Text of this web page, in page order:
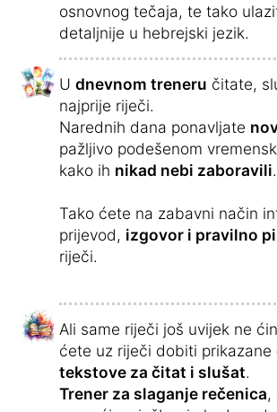
osnovnog tečaja, te tako
detaljnije u hebrejski jezik.
U dnevnom treneru čitate,
najprije riječi.
Narednih dana ponavljate
pažljivo podešenom
kako ih nikad nebi zaboravili.
Tako ćete na zabavni način
prijevod, izgovor i pravilno
riječi.
Ali same riječi još uvijek ne
ćete uz riječi dobiti prikazane
tekstove za čitat i slušat.
Trener za slaganje rečenica,